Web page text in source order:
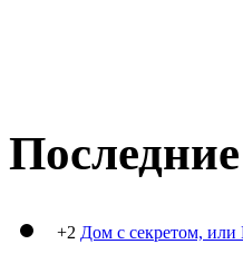
+2 Дом с секретом,